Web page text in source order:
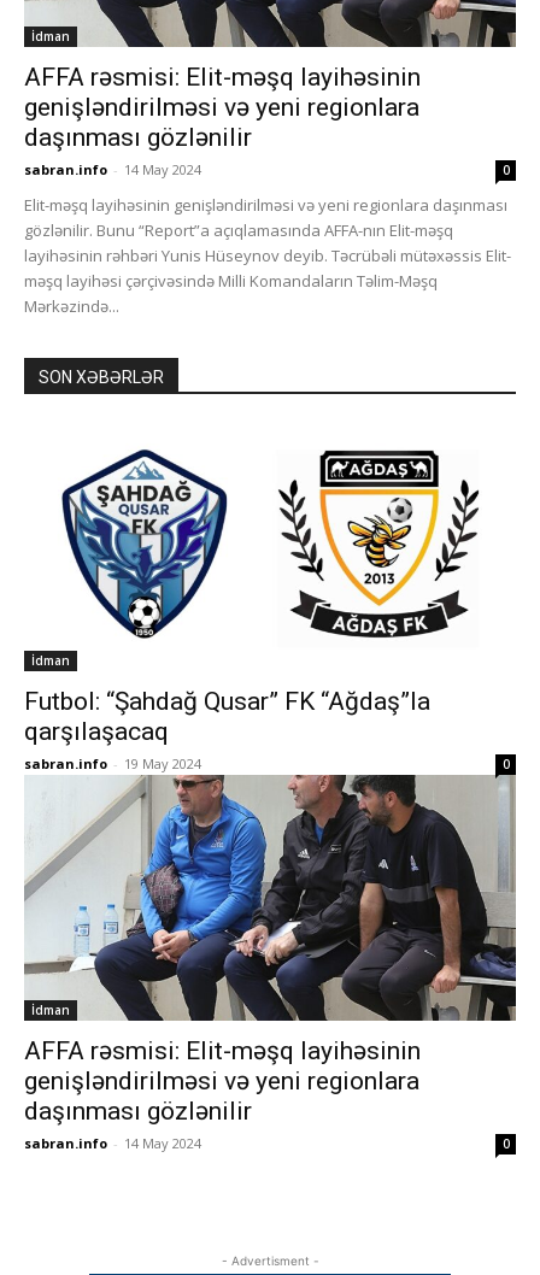
İdman
AFFA rəsmisi: Elit-məşq layihəsinin
genişləndirilməsi və yeni regionlara
daşınması gözlənilir
sabran.info - 14 May 2024 0
Elit-məşq layihəsinin genişləndirilməsi və yeni regionlara daşınması
gözlənilir. Bunu “Report”a açıqlamasında AFFA-nın Elit-məşq
layihəsinin rəhbəri Yunis Hüseynov deyib. Təcrübəli mütəxəssis Elit-
məşq layihəsi çərçivəsində Milli Komandaların Təlim-Məşq
Mərkəzində...
SON XƏBƏRLƏR
İdman
Futbol: “Şahdağ Qusar” FK “Ağdaş”la
qarşılaşacaq
sabran.info - 19 May 2024 0
İdman
AFFA rəsmisi: Elit-məşq layihəsinin
genişləndirilməsi və yeni regionlara
daşınması gözlənilir
sabran.info - 14 May 2024 0
- Advertisment -